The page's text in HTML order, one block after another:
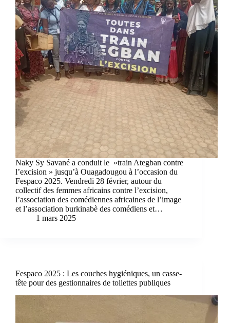
Naky Sy Savané a conduit le »train Ategban contre
l’excision » jusqu’à Ouagadougou à l’occasion du
Fespaco 2025. Vendredi 28 février, autour du
collectif des femmes africains contre l’excision,
l’association des comédiennes africaines de l’image
et l’association burkinabè des comédiens et…
1 mars 2025
Fespaco 2025 : Les couches hygiéniques, un casse-
tête pour des gestionnaires de toilettes publiques